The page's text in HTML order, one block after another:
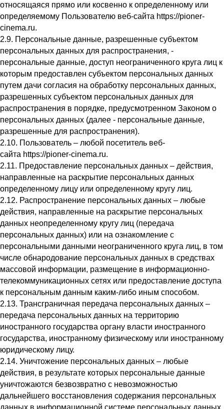
относящаяся прямо или косвенно к определенному или
определяемому Пользователю веб-сайта https://pioner-
cinema.ru.
2.9. Персональные данные, разрешенные субъектом
персональных данных для распространения, -
персональные данные, доступ неограниченного круга лиц к
которым предоставлен субъектом персональных данных
путем дачи согласия на обработку персональных данных,
разрешенных субъектом персональных данных для
распространения в порядке, предусмотренном Законом о
персональных данных (далее - персональные данные,
разрешенные для распространения).
2.10. Пользователь – любой посетитель веб-
сайта https://pioner-cinema.ru.
2.11. Предоставление персональных данных – действия,
направленные на раскрытие персональных данных
определенному лицу или определенному кругу лиц.
2.12. Распространение персональных данных – любые
действия, направленные на раскрытие персональных
данных неопределенному кругу лиц (передача
персональных данных) или на ознакомление с
персональными данными неограниченного круга лиц, в том
числе обнародование персональных данных в средствах
массовой информации, размещение в информационно-
телекоммуникационных сетях или предоставление доступа
к персональным данным каким-либо иным способом.
2.13. Трансграничная передача персональных данных –
передача персональных данных на территорию
иностранного государства органу власти иностранного
государства, иностранному физическому или иностранному
юридическому лицу.
2.14. Уничтожение персональных данных – любые
действия, в результате которых персональные данные
уничтожаются безвозвратно с невозможностью
дальнейшего восстановления содержания персональных
данных в информационной системе персональных данных